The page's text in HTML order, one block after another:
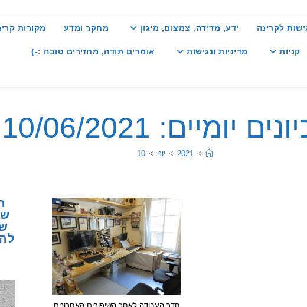
לקרינה ידע, מדידה, צמצום, מיגון מחקר ומדע מקורות
קניות מדיניות ונגישות אומרים תודה, מחזירים טובה :-)
יומיים: 10/06/2021
>
2021
> יוני >
10